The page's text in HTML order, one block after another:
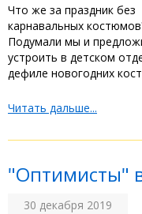
Что же за праздник без
карнавальных
Подумали мы и
устроить в детском
дефиле новогодних
Читать дальше...
"Оптимисты"
30 декабря 2019